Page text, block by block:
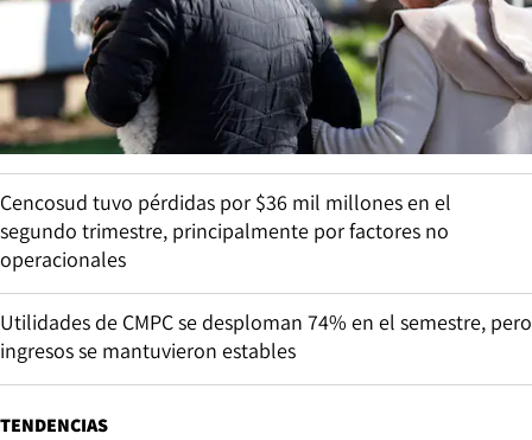
Cencosud tuvo pérdidas por $36 mil millones en el
segundo trimestre, principalmente por factores no
operacionales
Utilidades de CMPC se desploman 74% en el semestre, pero
ingresos se mantuvieron estables
TENDENCIAS